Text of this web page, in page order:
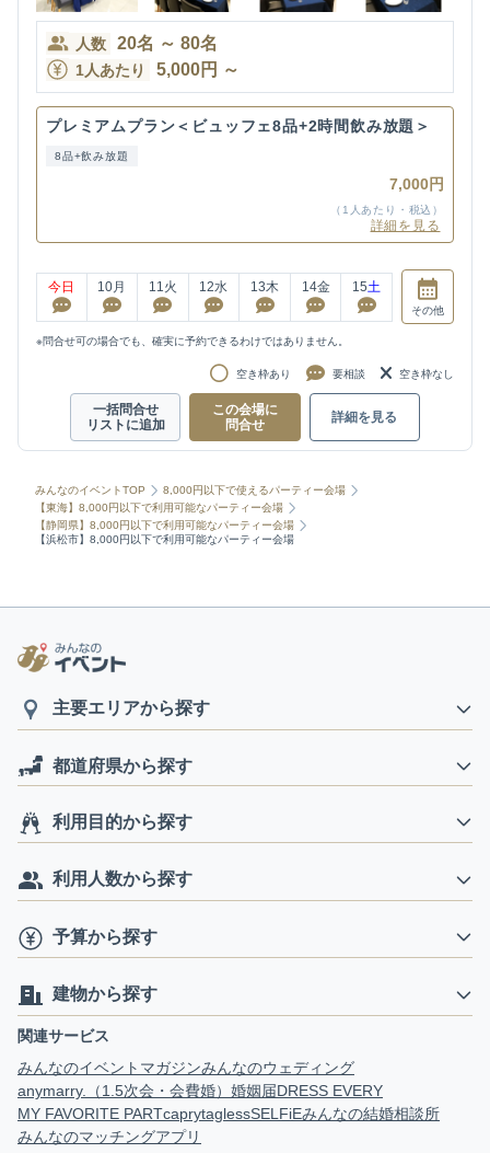
人数 20名 ～ 80名
1人あたり 5,000円 ～
プレミアムプラン＜ビュッフェ8品+2時間飲み放題＞
8品+飲み放題
7,000円
（1人あたり・税込）
詳細を見る
今日 10月 11 火 12水 13木 14金 15土
その他
※問合せ可の場合でも、確実に予約できるわけではありません。
空き枠あり 要相談 空き枠なし
一括問合せ
リストに追加
この会場に
問合せ
詳細を見る
みんなのイベントTOP
8,000円以下で使えるパーティー会場
【東海】8,000円以下で利用可能なパーティー会場
【静岡県】8,000円以下で利用可能なパーティー会場
【浜松市】8,000円以下で利用可能なパーティー会場
主要エリアから探す
都道府県から探す
利用目的から探す
利用人数から探す
予算から探す
建物から探す
関連サービス
みんなのイベントマガジンみんなのウェディング
anymarry.（1.5次会・会費婚） 婚姻届DRESS EVERY
MY FAVORITE PARTcaprytaglessSELFiEみんなの結婚相談所
みんなのマッチングアプリ